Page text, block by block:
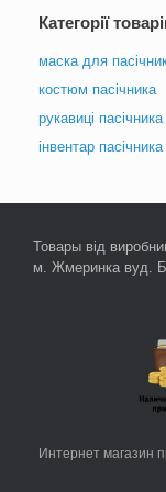
Категорії
маска для
костюм пасічника
рукавиці пасічника
інвентар пасічника
Товары від
м. Жмеринка вуд.
Интернет магазин